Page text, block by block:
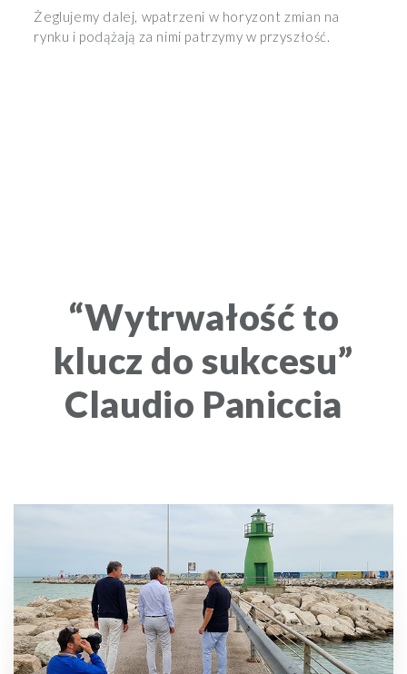
Żeglujemy dalej, wpatrzeni w horyzont zmian na
rynku i podążają za nimi patrzymy w przyszłość.
“Wytrwałość to
klucz do sukcesu”
Claudio Paniccia